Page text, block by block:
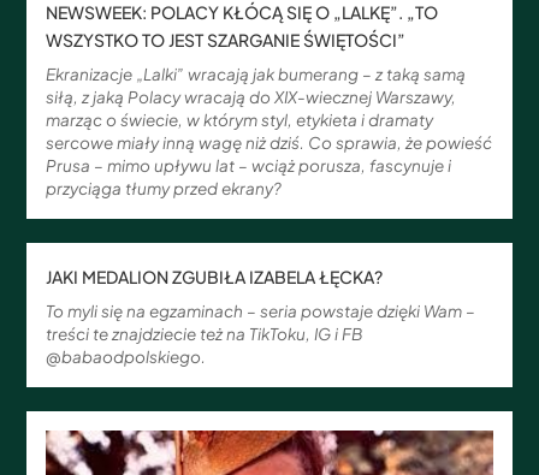
NEWSWEEK: POLACY KŁÓCĄ SIĘ O „LALKĘ”. „TO
WSZYSTKO TO JEST SZARGANIE ŚWIĘTOŚCI”
Ekranizacje „Lalki” wracają jak bumerang – z taką samą
siłą, z jaką Polacy wracają do XIX-wiecznej Warszawy,
marząc o świecie, w którym styl, etykieta i dramaty
sercowe miały inną wagę niż dziś. Co sprawia, że powieść
Prusa – mimo upływu lat – wciąż porusza, fascynuje i
przyciąga tłumy przed ekrany?
JAKI MEDALION ZGUBIŁA IZABELA ŁĘCKA?
To myli się na egzaminach – seria powstaje dzięki Wam –
treści te znajdziecie też na TikToku, IG i FB
@babaodpolskiego.